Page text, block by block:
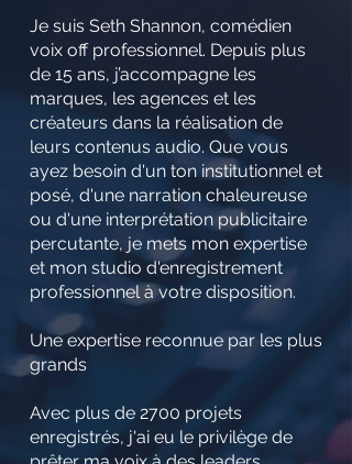
Je suis Seth Shannon, comédien
voix off professionnel. Depuis plus
de 15 ans, j’accompagne les
marques, les agences et les
créateurs dans la réalisation de
leurs contenus audio. Que vous
ayez besoin d'un ton institutionnel et
posé, d'une narration chaleureuse
ou d'une interprétation publicitaire
percutante, je mets mon expertise
et mon studio d'enregistrement
professionnel à votre disposition.
Une expertise reconnue par les plus
grands
Avec plus de 2700 projets
enregistrés, j'ai eu le privilège de